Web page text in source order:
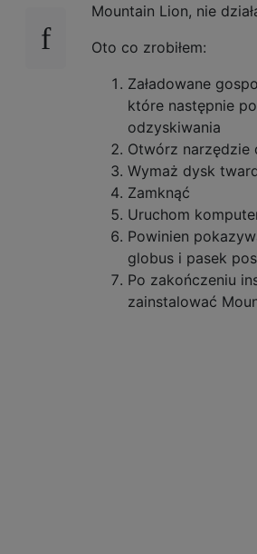
Mountain Lion, nie
Oto co zrobiłem:
Załadowane
które następnie
odzyskiwania
Otwórz narzędzie
Wymaż dysk
Zamknąć
Uruchom
Powinien
globus i pasek
Po zakończeniu
zainstalować